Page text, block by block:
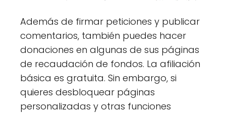
Además de firmar peticiones y publicar
comentarios, también puedes hacer
donaciones en algunas de sus páginas
de recaudación de fondos. La afiliación
básica es gratuita. Sin embargo, si
quieres desbloquear páginas
personalizadas y otras funciones